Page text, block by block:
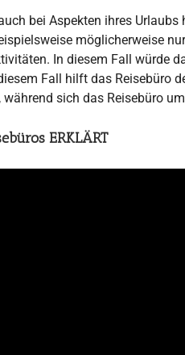
bei Aspekten ihres
möglicherweise
In diesem Fall würde
Fall hilft das Reisebüro
sich das Reisebüro
ERKLÄRT